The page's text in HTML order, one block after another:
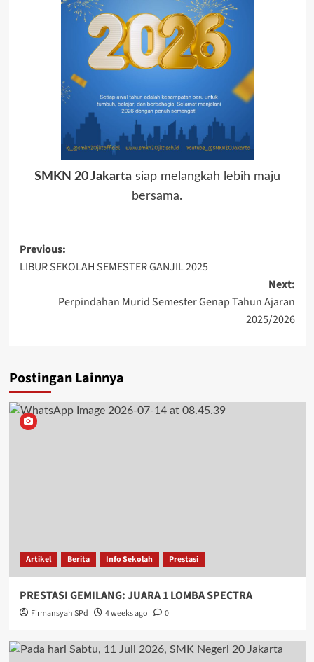
SMKN 20 Jakartasiap melangkah lebih maju
bersama.
Post
navigation
Previous:
LIBUR SEKOLAH SEMESTER GANJIL 2025
Next:
Perpindahan Murid Semester Genap Tahun Ajaran
2025/2026
Postingan Lainnya
Artikel Berita Info Sekolah Prestasi
PRESTASI GEMILANG: JUARA 1 LOMBA SPECTRA
Firmansyah SPd 4 weeks ago 0